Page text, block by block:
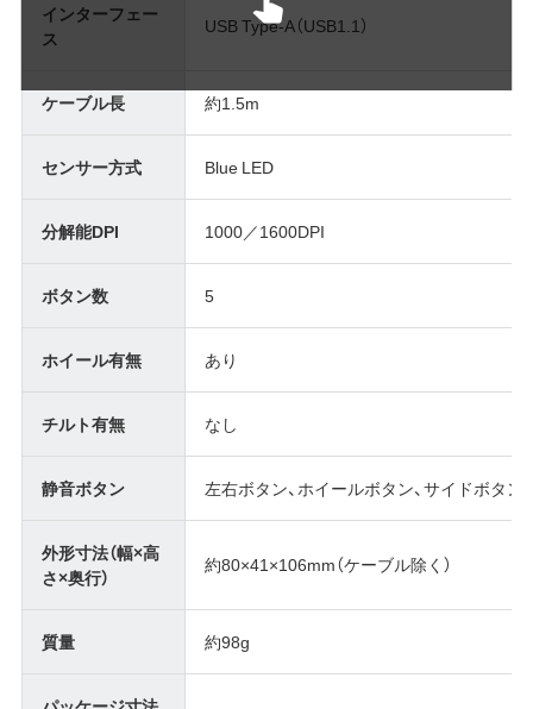
インターフェー
ス
USB Type-A（USB1.1）
ケーブル長 約1.5m
センサー方式 Blue LED
分解能DPI 1000／1600DPI
ボタン数 5
ホイール有無 あり
チルト有無 なし
静音ボタン 左右ボタン、ホイールボタン、サイドボタン
外形寸法（幅×高
さ×奥行）
約80×41×106mm（ケーブル除く）
質量 約98g